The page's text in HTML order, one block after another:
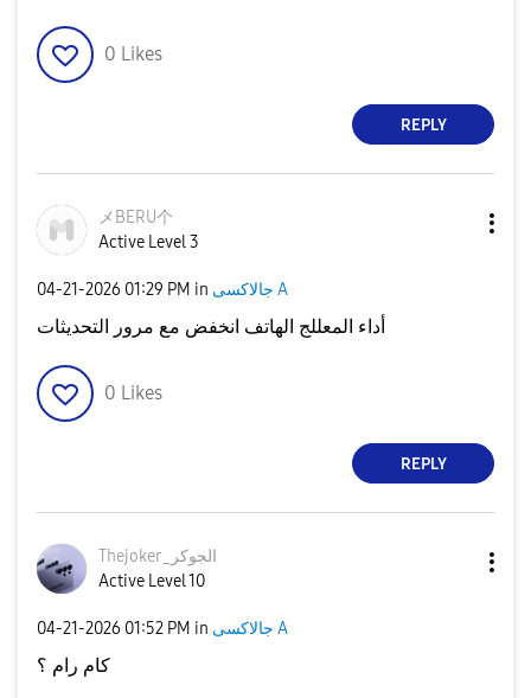
0 Likes
REPLY
メBERU个
Active Level 3
‎04-21-2026 01:29 PM in جالاكسى A
أداء المعللج الهاتف انخفض مع مرور التحديثات
0 Likes
REPLY
Thejoker_الجوكر
Active Level 10
‎04-21-2026 01:52 PM in جالاكسى A
كام رام ؟